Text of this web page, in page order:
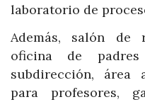
laboratorio de
Además, salón de
oficina de
subdirección, área
para profesores,